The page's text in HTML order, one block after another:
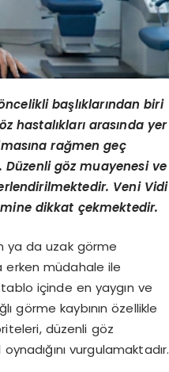
ncelikli başlıklarından biri
z hastalıkları arasında yer
rağmen geç
Düzenli göz muayenesi ve
Veni Vidi
dikkat çekmektedir.
ya da uzak görme
erken müdahale ile
içinde en yaygın ve
görme kaybının özellikle
düzenli göz
vurgulamaktadır.